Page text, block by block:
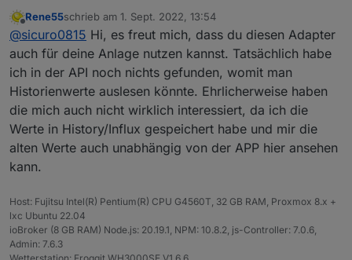
ich bin auch seit kurzem Besitzer einer kleinen
Solaranlage. Ich habe allerdings keinen
Wechselrichter von Bosswerk, sondern von Sofar
Solar. Und zwar das Modell: Sofar 1600TL-G3. Das
Monitoring läuft hier aber auch über die Solarman
PV Plattform (wahrscheinlich auch ein Logger von
der gleichen Firma) was mich dazu bewegt hat mal
zu schauen ob der Adapter auch für mein Modell
funktioniert. Und siehe da, grundsätzlich schon.
Allerdings bekomme ich außer den aktuell
ein paar werte wie z.B. gesamt erzeugte Leistung,
aber scheinbar kommt da nichts aus der API rüber.
Ich würde mich freuen wenn man etwas mehr
heraus holen könnte, aber ich freu mich auch jetzt
schon das ich nicht immer die Solarman APP
aufrufen muss um den Tagesverlauf einsehen zu
können.
Ich hänge hier mal ein Bild von der ObjectView
dran wo gegenübergestellt der Sofar Solar (oben)
und der MI600 (unten) von Bosswerk (ist bei
meinem Vater im Einsatz) zu sehen sind.
Offline
Rene55schrieb am 1. Sept. 2022, 13:54
zuletzt editiert von
@sicuro0815 Hi, es freut mich, dass du diesen Adapter
auch für deine Anlage nutzen kannst. Tatsächlich habe
ich in der API noch nichts gefunden, womit man
Historienwerte auslesen könnte. Ehrlicherweise haben
die mich auch nicht wirklich interessiert, da ich die
Werte in History/Influx gespeichert habe und mir die
alten Werte auch unabhängig von der APP hier ansehen
kann.
Host: Fujitsu Intel(R) Pentium(R) CPU G4560T, 32 GB RAM, Proxmox 8.x +
lxc Ubuntu 22.04
ioBroker (8 GB RAM) Node.js: 20.19.1, NPM: 10.8.2, js-Controller: 7.0.6,
Admin: 7.6.3